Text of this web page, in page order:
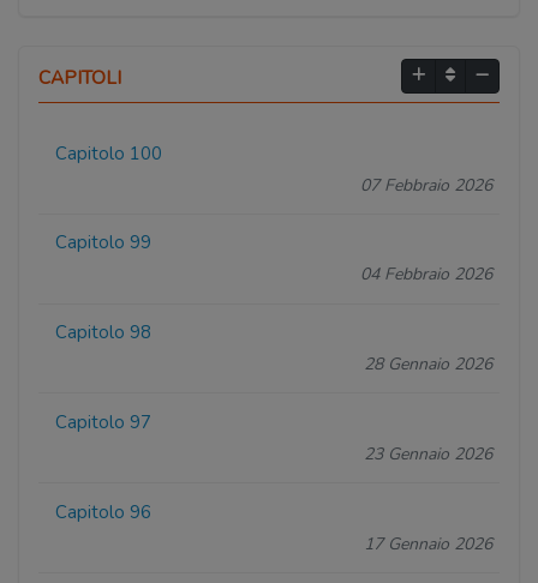
CAPITOLI
Capitolo 100
07 Febbraio 2026
Capitolo 99
04 Febbraio 2026
Capitolo 98
28 Gennaio 2026
Capitolo 97
23 Gennaio 2026
Capitolo 96
17 Gennaio 2026